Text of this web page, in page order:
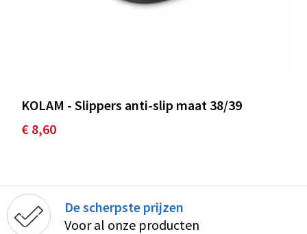
KOLAM - Slippers anti-slip maat 38/39
€ 8,60
De scherpste prijzen
Voor al onze producten